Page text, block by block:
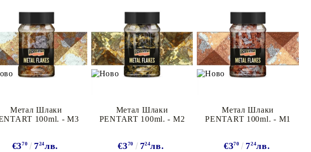
Метал Шлаки
100ml. - M3
€370 724лв.
Метал Шлаки
PENTART 100ml. - M2
€370 724лв.
Метал Шлаки
PENTART 100ml. - M1
€370 724лв.